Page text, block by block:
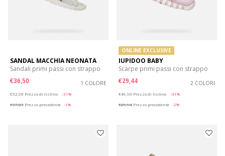
SANDAL MACCHIA NEONATA
Sandali primi passi con strappo
€36,50
1 COLORE
€52,90 Prezzo di listino
-31%
€37,03 Prezzo precedente -1%
ONLINE EXCLUSIVE
IUPIDOO BABY
Scarpe primi passi con strappo
€29,44
2 COLORI
€49,90 Prezzo di listino
-41%
€29,94 Prezzo precedente -2%